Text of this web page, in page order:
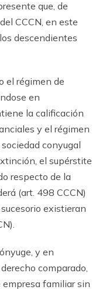
que, de
CCCN, en este
descendientes
el régimen de
en
la calificación
y el régimen
conyugal
el supérstite
respecto de la
(art. 498 CCCN)
existieran
y en
comparado,
familiar sin